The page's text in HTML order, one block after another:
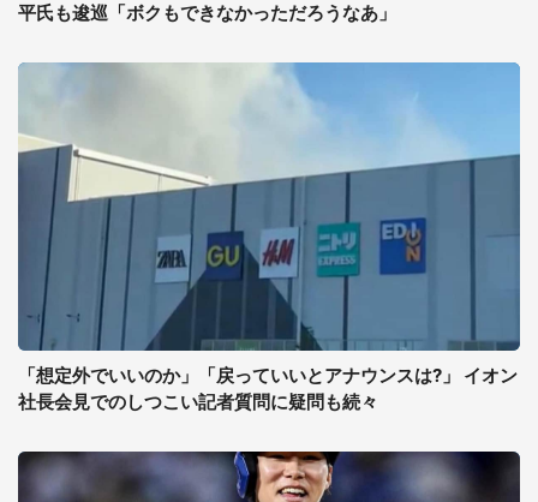
平氏も逡巡「ボクもできなかっただろうなあ」
「想定外でいいのか」「戻っていいとアナウンスは?」 イオン
社長会見でのしつこい記者質問に疑問も続々